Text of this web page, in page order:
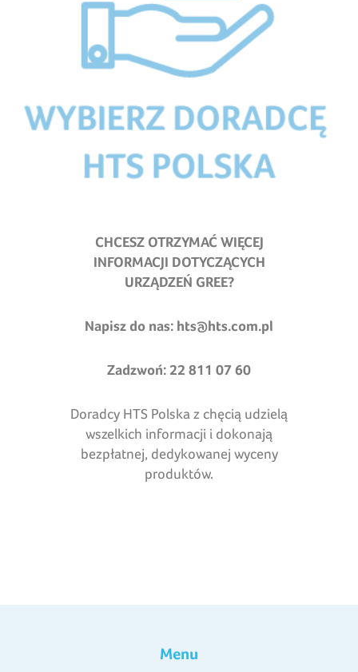
CHCESZ OTRZYMAĆ WIĘCEJ
INFORMACJI DOTYCZĄCYCH
URZĄDZEŃ GREE?
Napisz do nas: hts@hts.com.pl
Zadzwoń: 22 811 07 60
Doradcy HTS Polska z chęcią udzielą
wszelkich informacji i dokonają
bezpłatnej, dedykowanej wyceny
produktów.
Menu